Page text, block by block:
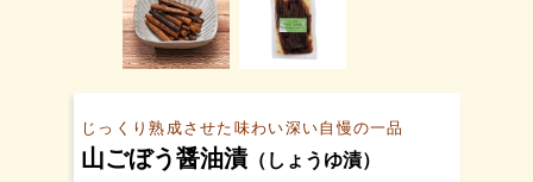
じっくり熟成させた味わい深い自慢の一品
山ごぼう醤油漬（しょうゆ漬）